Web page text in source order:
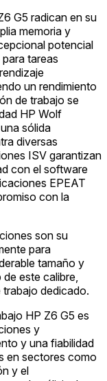
G5 radican en su
memoria y
potencial
tareas
un rendimiento
de trabajo se
HP Wolf
sólida
diversas
ISV garantizan
con el software
EPEAT
con la
son su
para
tamaño y
este calibre,
dedicado.
HP Z6 G5 es
y
y una fiabilidad
en sectores como
y el